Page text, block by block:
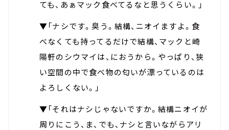
ても、あぁマック食べてるなと思うくらい。」
▼「ナシです。臭う。結構、ニオイますよ。食
べなくても持ってるだけで結構、マックと崎
陽軒のシウマイは、におうから。やっぱり、狭
い空間の中で食べ物の匂いが漂っているのは
よろしくない。」
▼「それはナシじゃないですか。結構ニオイが
周りにこう、ま、でも、ナシと言いながらアリ